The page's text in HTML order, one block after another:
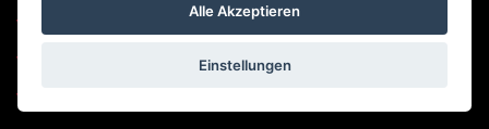
Wippingen
Wippra
Wirdum
Wirft
Wirfus
Alle Akzeptieren
Einstellungen